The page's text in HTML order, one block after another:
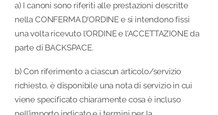
a) I canoni sono riferiti alle prestazioni descritte
nella CONFERMA D’ORDINE e si intendono fissi
una volta ricevuto l’ORDINE e l’ACCETTAZIONE da
parte di BACKSPACE.
b) Con riferimento a ciascun articolo/servizio
richiesto, è disponibile una nota di servizio in cui
viene specificato chiaramente cosa è incluso